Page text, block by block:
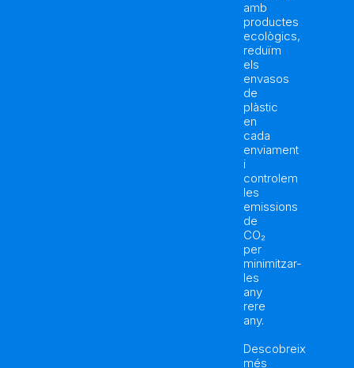
amb
productes
ecològics,
reduïm
els
envasos
de
plàstic
en
cada
enviament
i
controlem
les
emissions
de
CO₂
per
minimitzar-
les
any
rere
any.
Descobreix
més